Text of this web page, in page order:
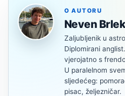
O AUTORU
Neven Brlek
Zaljubljenik u
Diplomirani
vjerojatno s
U paralelnom
sljedećeg:
pisac, željezničar.